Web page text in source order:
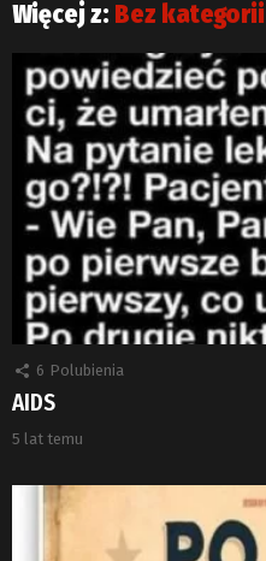
Więcej z: Bez kategorii
6 Polubienia
AIDS
5 lat temu